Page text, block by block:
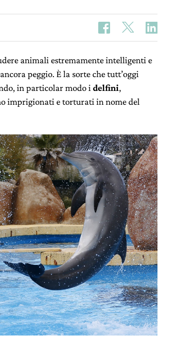
animali estremamente intelligenti e
peggio. È la sorte che tutt’oggi
in particolar modo i delfini,
imprigionati e torturati in nome del